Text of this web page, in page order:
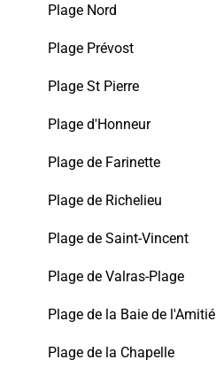
Plage Nord
Plage Prévost
Plage St Pierre
Plage d'Honneur
Plage de Farinette
Plage de Richelieu
Plage de Saint-Vincent
Plage de Valras-Plage
Plage de la Baie de l'Amitié
Plage de la Chapelle